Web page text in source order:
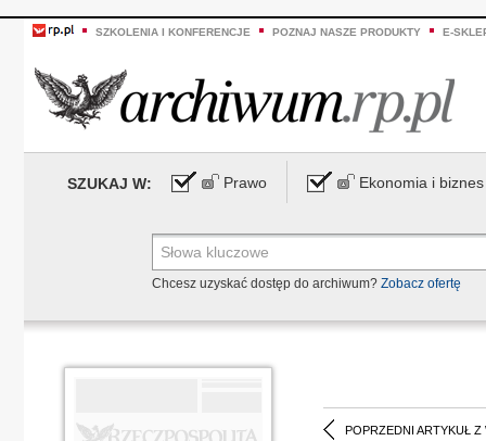
SZKOLENIA I KONFERENCJE POZNAJ NASZE PRODUKTY E-
SZUKAJ W: Prawo Ekonomia i biznes
Chcesz uzyskać dostęp do archiwum? Zobacz ofertę
POPRZEDNI ARTYKUŁ Z